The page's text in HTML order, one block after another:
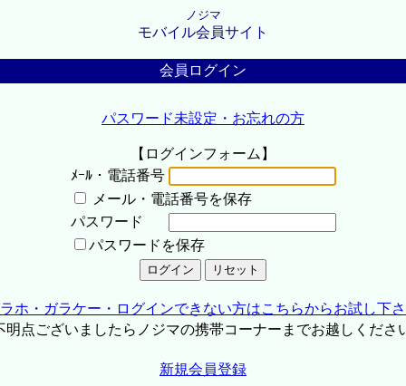
ノジマ
モバイル会員サイト
会員ログイン
パスワード未設定・お忘れの方
【ログインフォーム】
ﾒｰﾙ・電話番号
メール・電話番号を保存
パスワード
パスワードを保存
ホ・ガラケー・ログインできない方はこちらからお試し下
点ございましたらノジマの携帯コーナーまでお越しくださ
新規会員登録